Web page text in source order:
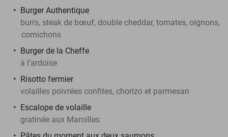
Burger Authentique
bun's, steak de bœuf, double cheddar, tomates, oignons,
cornichons
Burger de la Cheffe
à l’ardoise
Risotto fermier
volailles poivrées confites, chorizo et parmesan
Escalope de volaille
gratinée aux Maroilles